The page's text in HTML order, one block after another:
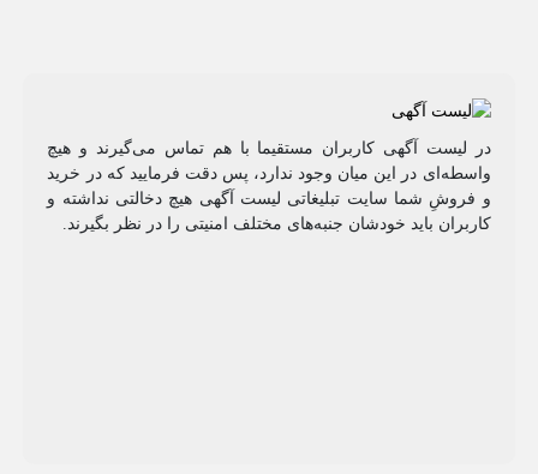
در لیست آگهی کاربران مستقیما با هم تماس می‌گیرند و هیچ
واسطه‌ای در این میان وجود ندارد، پس دقت فرمایید که در خرید
و فروشِ شما سایت تبلیغاتی لیست آگهی هیچ دخالتی نداشته و
کاربران باید خودشان جنبه‌های مختلف امنیتی را در نظر بگیرند.